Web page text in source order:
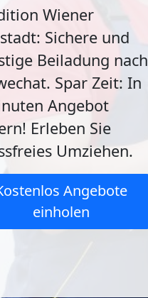
Wiener
Sichere und
Beiladung nach
Spar Zeit: In
Angebot
Erleben Sie
Umziehen.
Angebote
einholen